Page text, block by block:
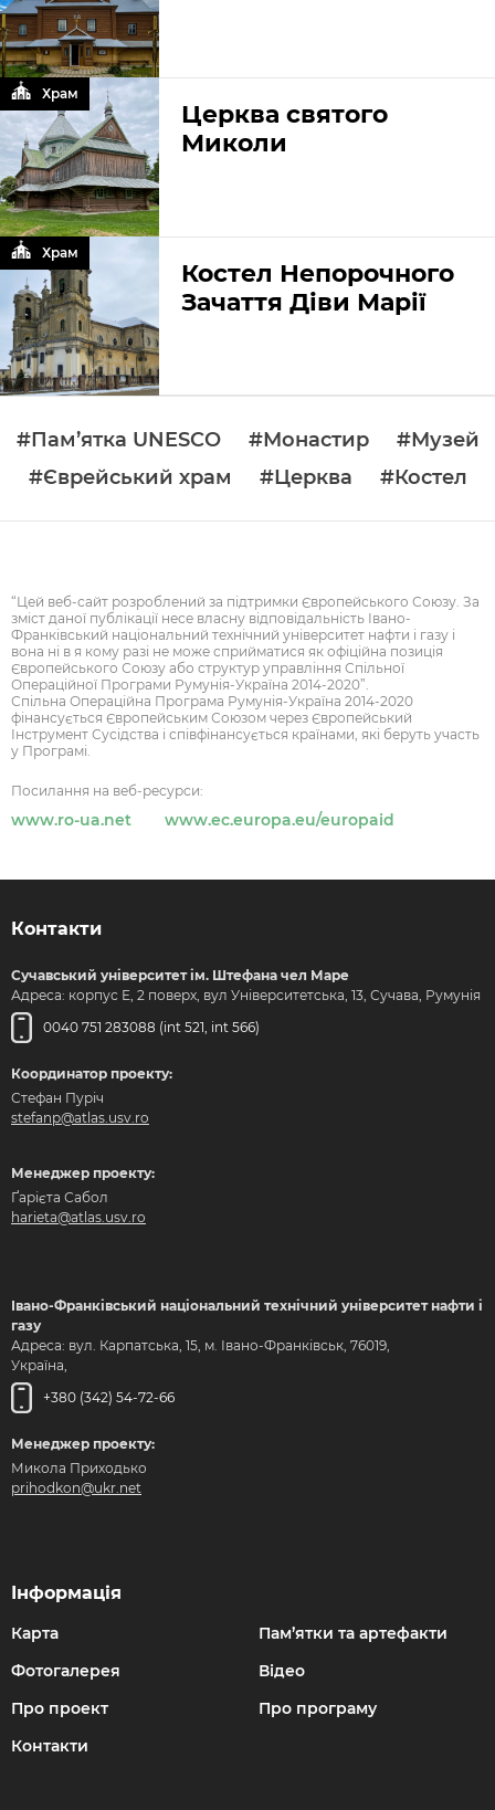
Церква святого
Миколи
Храм
Костел Непорочного
Зачаття Діви Марії
Храм
#Пам’ятка UNESCO #Монастир
#Музей
#Єврейський храм
#Церква #Костел
“Цей веб-сайт розроблений за підтримки Європейського Союзу. За
зміст даної публікації несе власну відповідальність Івано-
Франківський національний технічний університет нафти і газу і
вона ні в я кому разі не може сприйматися як офіційна позиція
Європейського Союзу або структур управління Спільної
Операційної Програми Румунія-Україна 2014-2020”.
Спільна Операційна Програма Румунія-Україна 2014-2020
фінансується Європейським Союзом через Європейський
Інструмент Сусідства і співфінансується країнами, які беруть участь
у Програмі.
Посилання на веб-ресурси:
www.ro-ua.net www.ec.europa.eu/europaid
Контакти
Сучавський університет ім. Штефана чел Маре
Адреса: корпус Е, 2 поверх, вул Університетська, 13, Сучава, Румунія
0040 751 283088 (int 521, int 566)
Координатор проекту:
Стефан Пуріч
stefanp@atlas.usv.ro
Менеджер проекту:
Ґарієта Сабол
harieta@atlas.usv.ro
Івано-Франківський національний технічний університет нафти і
газу
Адреса: вул. Карпатська, 15, м. Івано-Франківськ, 76019,
Україна,
+380 (342) 54-72-66
Менеджер проекту:
Микола Приходько
prihodkon@ukr.net
Інформація
Карта
Пам’ятки та артефакти
Фотогалерея
Відео
Про проект
Про програму
Контакти